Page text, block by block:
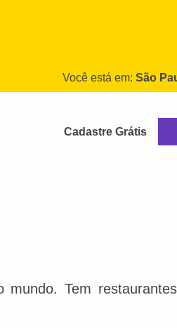
Você está em: São
Cadastre Grátis
mundo. Tem